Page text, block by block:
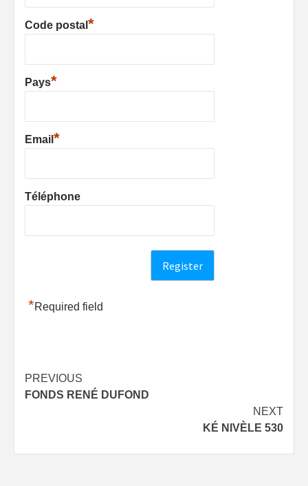
Code postal *
Pays*
Email *
Téléphone
*Required field
Post
navigation
PREVIOUS
FONDS RENÉ DUFOND
NEXT
KÉ NIVÈLE 530